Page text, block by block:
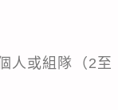
人或組隊（2至